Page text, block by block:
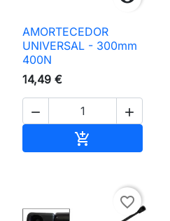
AMORTECEDOR
UNIVERSAL - 300mm
400N
14,49 €
 

favorite_border